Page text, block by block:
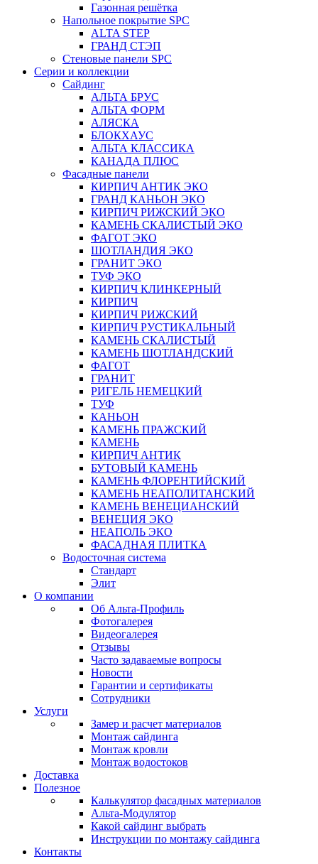
Газонная решётка
Напольное покрытие SPC
ALTA STEP
ГРАНД СТЭП
Стеновые панели SPC
Серии и коллекции
Сайдинг
АЛЬТА БРУС
АЛЬТА ФОРМ
АЛЯСКА
БЛОКХАУС
АЛЬТА КЛАССИКА
КАНАДА ПЛЮС
Фасадные панели
КИРПИЧ АНТИК ЭКО
ГРАНД КАНЬОН ЭКО
КИРПИЧ РИЖСКИЙ ЭКО
КАМЕНЬ СКАЛИСТЫЙ ЭКО
ФАГОТ ЭКО
ШОТЛАНДИЯ ЭКО
ГРАНИТ ЭКО
ТУФ ЭКО
КИРПИЧ КЛИНКЕРНЫЙ
КИРПИЧ
КИРПИЧ РИЖСКИЙ
КИРПИЧ РУСТИКАЛЬНЫЙ
КАМЕНЬ СКАЛИСТЫЙ
КАМЕНЬ ШОТЛАНДСКИЙ
ФАГОТ
ГРАНИТ
РИГЕЛЬ НЕМЕЦКИЙ
ТУФ
КАНЬОН
КАМЕНЬ ПРАЖСКИЙ
КАМЕНЬ
КИРПИЧ АНТИК
БУТОВЫЙ КАМЕНЬ
КАМЕНЬ ФЛОРЕНТИЙСКИЙ
КАМЕНЬ НЕАПОЛИТАНСКИЙ
КАМЕНЬ ВЕНЕЦИАНСКИЙ
ВЕНЕЦИЯ ЭКО
НЕАПОЛЬ ЭКО
ФАСАДНАЯ ПЛИТКА
Водосточная система
Стандарт
Элит
О компании
Об Альта-Профиль
Фотогалерея
Видеогалерея
Отзывы
Часто задаваемые вопросы
Новости
Гарантии и сертификаты
Сотрудники
Услуги
Замер и расчет материалов
Монтаж сайдинга
Монтаж кровли
Монтаж водостоков
Доставка
Полезное
Калькулятор фасадных материалов
Альта-Модулятор
Какой сайдинг выбрать
Инструкции по монтажу сайдинга
Контакты